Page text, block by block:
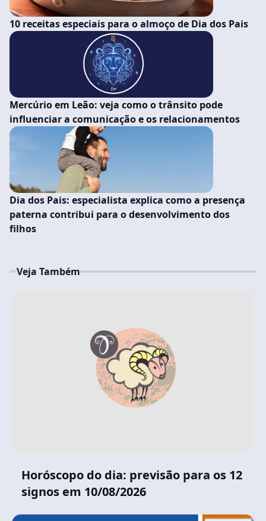
10 receitas especiais para o almoço de Dia dos Pais
Mercúrio em Leão: veja como o trânsito pode
influenciar a comunicação e os relacionamentos
Dia dos Pais: especialista explica como a presença
paterna contribui para o desenvolvimento dos
filhos
Veja Também
Horóscopo do dia: previsão para os 12
signos em 10/08/2026